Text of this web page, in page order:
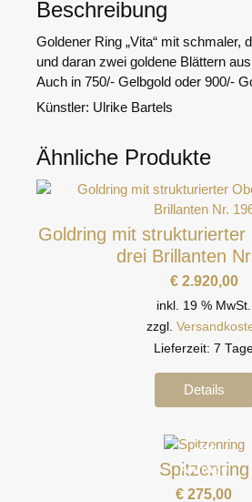
Menge
Beschreibung
Goldener Ring „Vita“ mit schmaler,
und daran zwei goldene Blättern
Auch in 750/- Gelbgold oder 900/-
Künstler: Ulrike Bartels
Ähnliche Produkte
Goldring mit strukturierter
drei Brillanten
€2.920,00
inkl. 19 % MwSt.
zzgl.
Lieferzeit: 7
Details
auf
Anfrage
Spitzenring
€ 275,00